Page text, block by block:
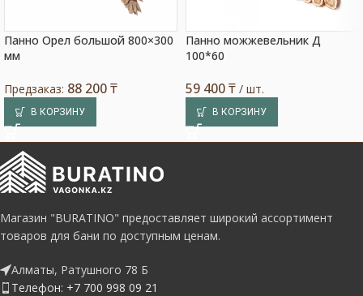
Панно Орел большой 800×300
мм
Предзаказ: 88 200₸
В КОРЗИНУ
Панно можжевельник Д
100*60
59 400₸ / шт.
В КОРЗИНУ
Магазин "BURATINO" предоставляет широкий ассортимент
товаров для бани по доступным ценам.
Алматы, Ратушного 78 Б
Телефон: +7 700 998 09 21